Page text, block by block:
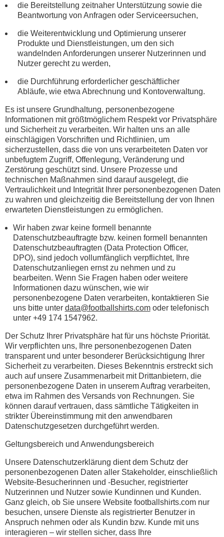
die Bereitstellung zeitnaher Unterstützung sowie die
Beantwortung von Anfragen oder Serviceersuchen,
die Weiterentwicklung und Optimierung unserer
Produkte und Dienstleistungen, um den sich
wandelnden Anforderungen unserer Nutzerinnen und
Nutzer gerecht zu werden,
die Durchführung erforderlicher geschäftlicher
Abläufe, wie etwa Abrechnung und Kontoverwaltung.
Es ist unsere Grundhaltung, personenbezogene
Informationen mit größtmöglichem Respekt vor Privatsphäre
und Sicherheit zu verarbeiten. Wir halten uns an alle
einschlägigen Vorschriften und Richtlinien, um
sicherzustellen, dass die von uns verarbeiteten Daten vor
unbefugtem Zugriff, Offenlegung, Veränderung und
Zerstörung geschützt sind. Unsere Prozesse und
technischen Maßnahmen sind darauf ausgelegt, die
Vertraulichkeit und Integrität Ihrer personenbezogenen Daten
zu wahren und gleichzeitig die Bereitstellung der von Ihnen
erwarteten Dienstleistungen zu ermöglichen.
Wir haben zwar keine formell benannte
Datenschutzbeauftragte bzw. keinen formell benannten
Datenschutzbeauftragten (Data Protection Officer,
DPO), sind jedoch vollumfänglich verpflichtet, Ihre
Datenschutzanliegen ernst zu nehmen und zu
bearbeiten. Wenn Sie Fragen haben oder weitere
Informationen dazu wünschen, wie wir
personenbezogene Daten verarbeiten, kontaktieren Sie
uns bitte unter data@footballshirts.comoder telefonisch
unter +49 174 1547962.
Der Schutz Ihrer Privatsphäre hat für uns höchste Priorität.
Wir verpflichten uns, Ihre personenbezogenen Daten
transparent und unter besonderer Berücksichtigung Ihrer
Sicherheit zu verarbeiten. Dieses Bekenntnis erstreckt sich
auch auf unsere Zusammenarbeit mit Drittanbietern, die
personenbezogene Daten in unserem Auftrag verarbeiten,
etwa im Rahmen des Versands von Rechnungen. Sie
können darauf vertrauen, dass sämtliche Tätigkeiten in
strikter Übereinstimmung mit den anwendbaren
Datenschutzgesetzen durchgeführt werden.
Geltungsbereich und Anwendungsbereich
Unsere Datenschutzerklärung dient dem Schutz der
personenbezogenen Daten aller Stakeholder, einschließlich
Website-Besucherinnen und -Besucher, registrierter
Nutzerinnen und Nutzer sowie Kundinnen und Kunden.
Ganz gleich, ob Sie unsere Website footballshirts.com nur
besuchen, unsere Dienste als registrierter Benutzer in
Anspruch nehmen oder als Kundin bzw. Kunde mit uns
interagieren – wir stellen sicher, dass Ihre